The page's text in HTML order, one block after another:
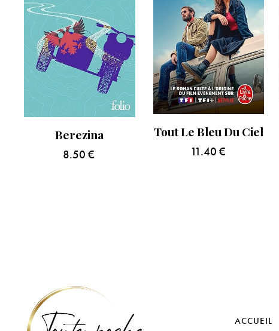
Berezina
8.50€
Tout Le Bleu Du Ciel
11.40 €
ACCUEIL